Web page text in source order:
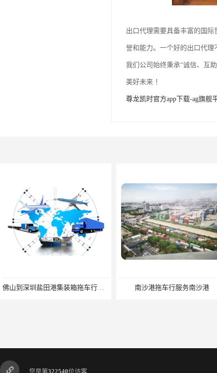
出口代理需要具备丰富的国
誉和能力。一个好的出口代
我们公司始终秉承“诚信、互
美好未来 ！
尊龙凯时官方app下载-ag旗舰
南沙港拖车行服务南沙港
您是第322540位访客